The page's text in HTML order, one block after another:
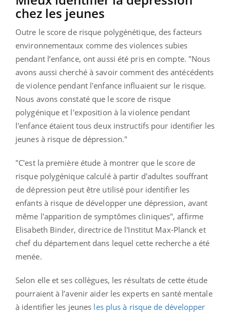
chez les jeunes
Outre le score de risque polygénétique, des facteurs
environnementaux comme des violences subies
pendant l’enfance, ont aussi été pris en compte. "Nous
avons aussi cherché à savoir comment des antécédents
de violence pendant l'enfance influaient sur le risque.
Nous avons constaté que le score de risque
polygénique et l'exposition à la violence pendant
l'enfance étaient tous deux instructifs pour identifier les
jeunes à risque de dépression."
"C'est la première étude à montrer que le score de
risque polygénique calculé à partir d'adultes souffrant
de dépression peut être utilisé pour identifier les
enfants à risque de développer une dépression, avant
même l'apparition de symptômes cliniques", affirme
Elisabeth Binder, directrice de l'Institut Max-Planck et
chef du département dans lequel cette recherche a été
menée.
Selon elle et ses collègues, les résultats de cette étude
pourraient à l’avenir aider les experts en santé mentale
à identifier les jeunes les plus à risque de développer